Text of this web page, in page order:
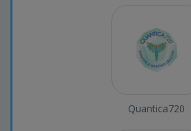
Quantica720